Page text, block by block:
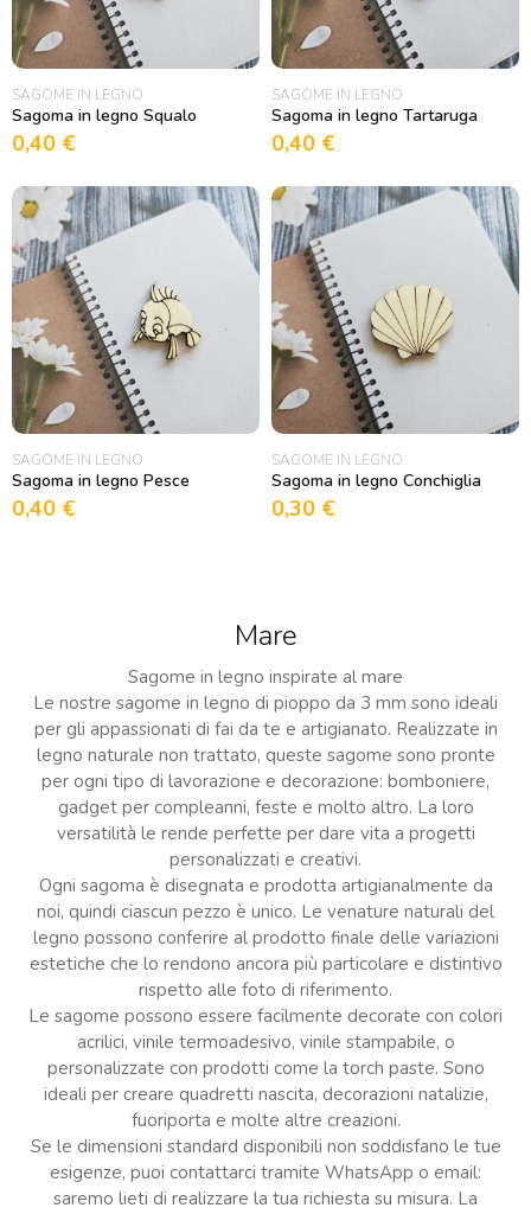
SAGOME IN LEGNO
Sagoma in legno Squalo
0,40 €
SAGOME IN LEGNO
Sagoma in legno Tartaruga
0,40 €
SAGOME IN LEGNO
Sagoma in legno Pesce
0,40 €
SAGOME IN LEGNO
Sagoma in legno Conchiglia
0,30 €
Mare
Sagome in legno inspirate al mare
Le nostre sagome in legno di pioppo da 3 mm sono ideali
per gli appassionati di fai da te e artigianato. Realizzate in
legno naturale non trattato, queste sagome sono pronte
per ogni tipo di lavorazione e decorazione: bomboniere,
gadget per compleanni, feste e molto altro. La loro
versatilità le rende perfette per dare vita a progetti
personalizzati e creativi.
Ogni sagoma è disegnata e prodotta artigianalmente da
noi, quindi ciascun pezzo è unico. Le venature naturali del
legno possono conferire al prodotto finale delle variazioni
estetiche che lo rendono ancora più particolare e distintivo
rispetto alle foto di riferimento.
Le sagome possono essere facilmente decorate con colori
acrilici, vinile termoadesivo, vinile stampabile, o
personalizzate con prodotti come la torch paste. Sono
ideali per creare quadretti nascita, decorazioni natalizie,
fuoriporta e molte altre creazioni.
Se le dimensioni standard disponibili non soddisfano le tue
esigenze, puoi contattarci tramite WhatsApp o email:
saremo lieti di realizzare la tua richiesta su misura. La